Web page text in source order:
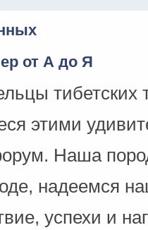
от А до Я
этими
Наша
надеемся
успехи и